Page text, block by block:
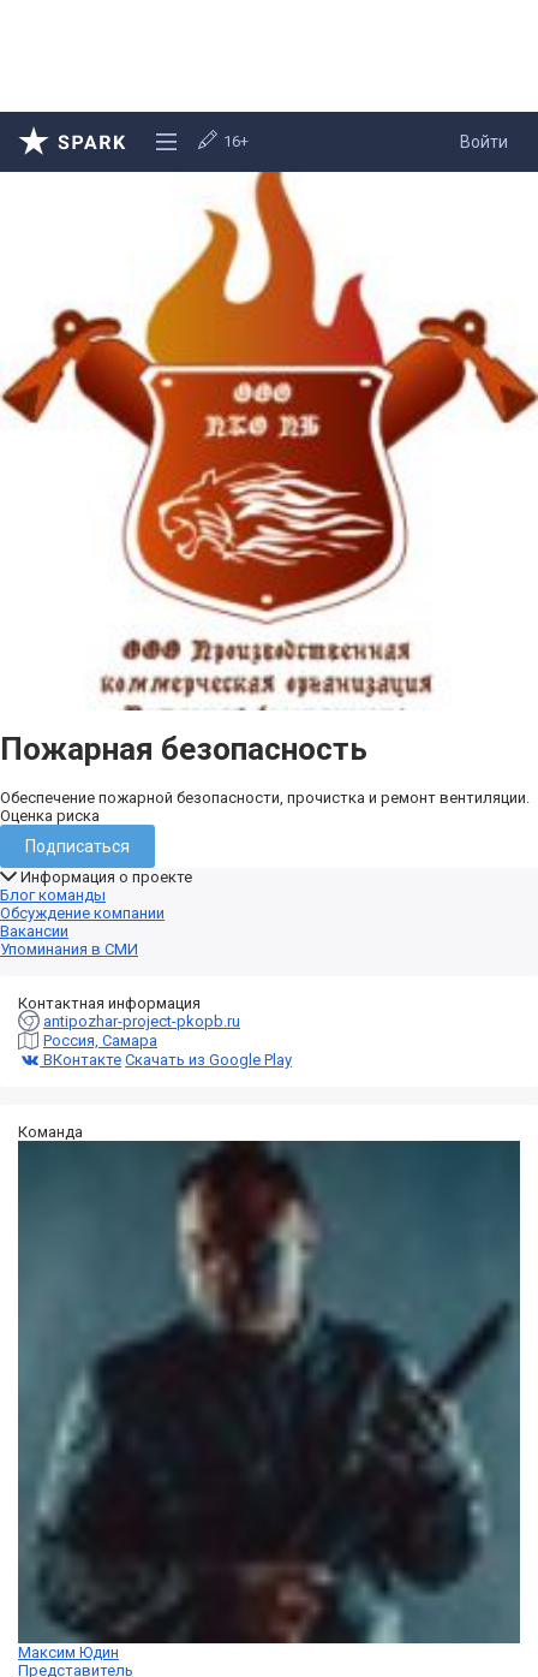
Войти
16+
Пожарная безопасность
Обеспечение пожарной безопасности, прочистка и ремонт вентиляции.
Оценка риска
Подписаться
Информация о проекте
Блог команды
Обсуждение компании
Вакансии
Упоминания в СМИ
Контактная информация
antipozhar-project-pkopb.ru
Россия, Самара
ВКонтакте Скачать из Google Play
Команда
Максим Юдин
Представитель